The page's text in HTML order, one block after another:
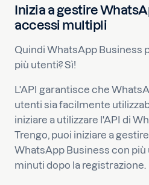
Inizia a gestire
accessi multipli
Quindi WhatsApp Business
più utenti? Sì!
L'API garantisce che
utenti sia facilmente
iniziare a utilizzare l'API di
Trengo, puoi iniziare a
WhatsApp Business con
minuti dopo la registrazione.